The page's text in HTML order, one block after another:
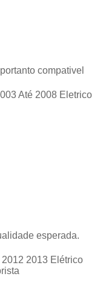
compativel
Até 2008 Eletrico
esperada.
2013 Elétrico